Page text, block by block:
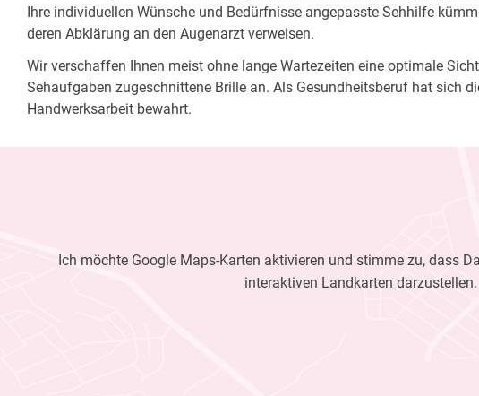
Ihre individuellen Wünsche und Bedürfnisse angepasste Sehhilfe
deren Abklärung an den Augenarzt verweisen.
Wir verschaffen Ihnen meist ohne lange Wartezeiten eine optimale
Sehaufgaben zugeschnittene Brille an. Als Gesundheitsberuf hat sich
Handwerksarbeit bewahrt.
Ich möchte Google Maps-Karten aktivieren und stimme zu, dass
interaktiven Landkarten